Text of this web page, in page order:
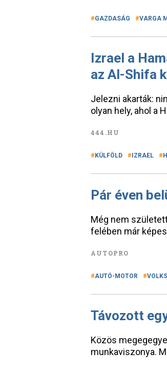
GAZDASÁG VARGA
Izrael a
az Al-Shifa
Jelezni akarták:
olyan hely, ahol a
444.HU
KÜLFÖLD IZRAEL
Pár éven
Még nem
felében már
AUTOPRO
AUTÓ-MOTOR
Távozott
Közös
munkaviszonya.